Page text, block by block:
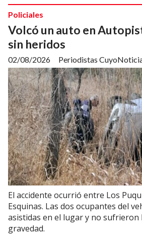
Volcó un auto en
sin heridos
Periodistas
Policiales
02/08/2026
El accidente ocurrió entre Los
Esquinas. Las dos ocupantes del
asistidas en el lugar y no sufrieron
gravedad.